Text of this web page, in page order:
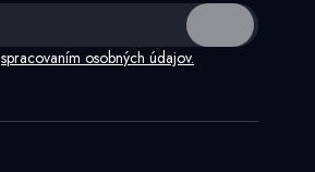
spracovaním osobných údajov.